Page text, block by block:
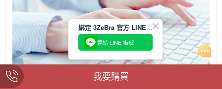
我要購買
綁定 3ZeBra 官方 LINE，首購折抵 $50
連結 LINE 帳號